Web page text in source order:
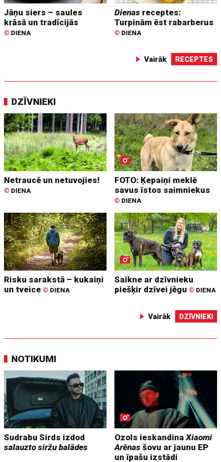
Jāņu siers – saules
krāsā un tradīcijās
© DIENA
Dienas receptes:
Turpinām ēst rabarberus
© DIENA
Vairāk RECEPTES
DZĪVNIEKI
Netraucē un netuvojies!
© DIENA
FOTO: Ķepaiņi meklē
savus īstos saimniekus
© DIENA
Risku sarakstā – kukaiņi
un tveice © DIENA
Saikne ar dzīvnieku
piešķir dzīvei jēgu © DIENA
Vairāk DZĪVNIEKI
NOTIKUMI
Sudrabu Sirds izdod
salauzto siržu balādes
Ozols ieskandinaXiaomi
Arēnas šovu ar jaunu EP
un īpašu izstādi